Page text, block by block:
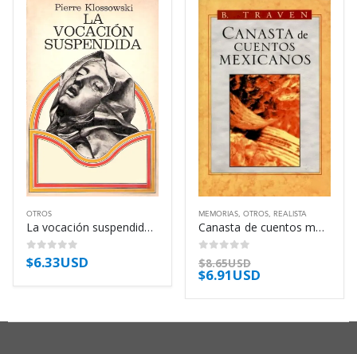
OTROS
La vocación suspendida – Pierre Klossowski
0out of 5
$6.33USD
MEMORIAS, OTROS, REALISTA
Canasta de cuentos mexicanos – B. Traven
0out of 5
$8.65USD
$6.91USD